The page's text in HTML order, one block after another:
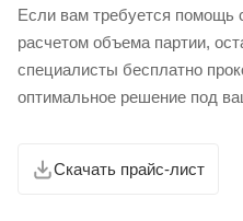
Если вам требуется
расчетом объема партии,
специалисты бесплатно
оптимальное решение под
Скачать прайс-лист